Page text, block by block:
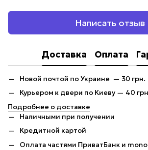
Написать отзыв
Доставка Оплата
Новой почтой по Украине — 30 грн.
Курьером к двери по Киеву — 40
Подробнее о доставке
Наличными при получении
Кредитной картой
Оплата частями ПриватБанк и